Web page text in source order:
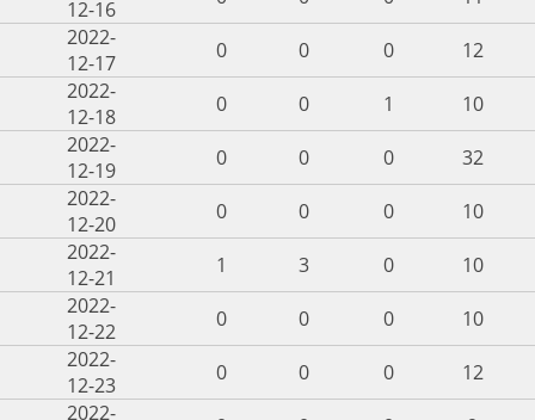
12-16
2022-
12-17
0 0 0
12
2022-
12-18
0 0 1
10
2022-
12-19
0 0 0
32
2022-
12-20
0 0 0
10
2022-
12-21
1 3 0
10
2022-
12-22
0 0 0
10
2022-
12-23
0 0 0
12
2022-